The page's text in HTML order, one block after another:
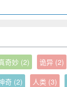
奇妙 (2) 诡异 (2)
奇 (2) 人类 (3)